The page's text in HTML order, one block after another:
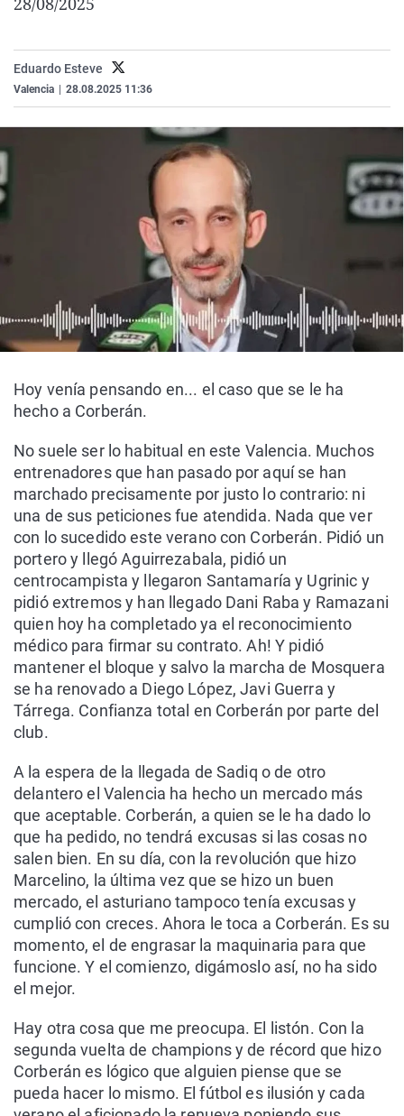
Gente viajera
Retornados
Operación Viuda
Galicia
Navarra
Televisión
Eduardo Esteve
Valencia 28.08.2025 11:36
Hoy venía pensando en... el caso que se le ha
hecho a Corberán.
No suele ser lo habitual en este Valencia. Muchos
entrenadores que han pasado por aquí se han
marchado precisamente por justo lo contrario: ni
una de sus peticiones fue atendida. Nada que ver
con lo sucedido este verano con Corberán. Pidió un
portero y llegó Aguirrezabala, pidió un
centrocampista y llegaron Santamaría y Ugrinic y
pidió extremos y han llegado Dani Raba y Ramazani
quien hoy ha completado ya el reconocimiento
médico para firmar su contrato. Ah! Y pidió
mantener el bloque y salvo la marcha de Mosquera
se ha renovado a Diego López, Javi Guerra y
Tárrega. Confianza total en Corberán por parte del
club.
A la espera de la llegada de Sadiq o de otro
delantero el Valencia ha hecho un mercado más
que aceptable. Corberán, a quien se le ha dado lo
que ha pedido, no tendrá excusas si las cosas no
salen bien. En su día, con la revolución que hizo
Marcelino, la última vez que se hizo un buen
mercado, el asturiano tampoco tenía excusas y
cumplió con creces. Ahora le toca a Corberán. Es su
momento, el de engrasar la maquinaria para que
funcione. Y el comienzo, digámoslo así, no ha sido
el mejor.
Hay otra cosa que me preocupa. El listón. Con la
segunda vuelta de champions y de récord que hizo
Corberán es lógico que alguien piense que se
pueda hacer lo mismo. El fútbol es ilusión y cada